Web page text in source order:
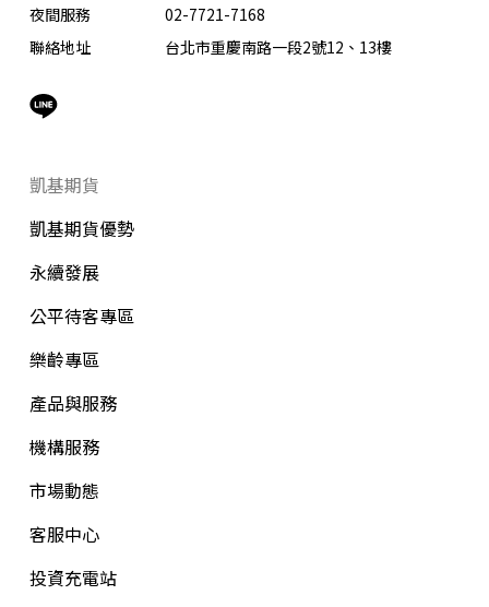
夜間服務
02-7721-7168
聯絡地址
台北市重慶南路一段2號12、13樓
凱基期貨
凱基期貨優勢
永續發展
公平待客專區
樂齡專區
產品與服務
機構服務
市場動態
客服中心
投資充電站